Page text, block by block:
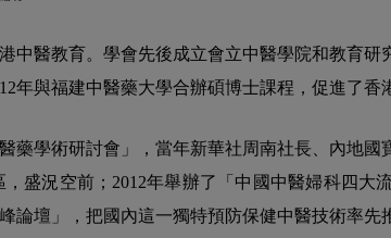
中醫教育。學會先後成立會立中醫學院和教育
年與福建中醫藥大學合辦碩博士課程，促進了香
學術研討會」，當年新華社周南社長、內地國
盛況空前；2012年舉辦了「中國中醫婦科四大
論壇」，把國內這一獨特預防保健中醫技術率